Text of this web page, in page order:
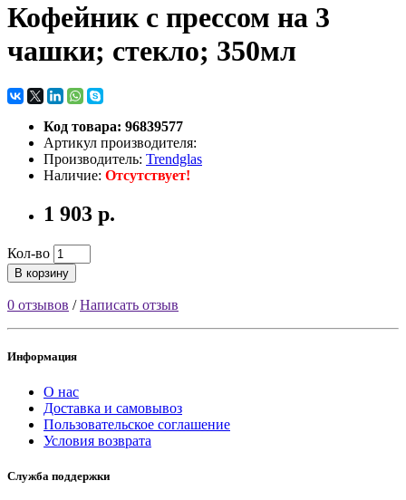
Кофейник с прессом на 3
чашки; стекло; 350мл
Код товара: 96839577
Артикул производителя:
Производитель: Trendglas
Наличие: Отсутствует!
1 903 р.
Кол-во
В корзину
0 отзывов /Написать отзыв
Информация
О нас
Доставка и самовывоз
Пользовательское соглашение
Условия возврата
Служба поддержки